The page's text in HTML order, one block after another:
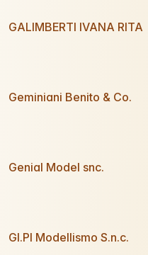
GALIMBERTI IVANA RITA
Geminiani Benito & Co.
Genial Model snc.
GI.PI Modellismo S.n.c.